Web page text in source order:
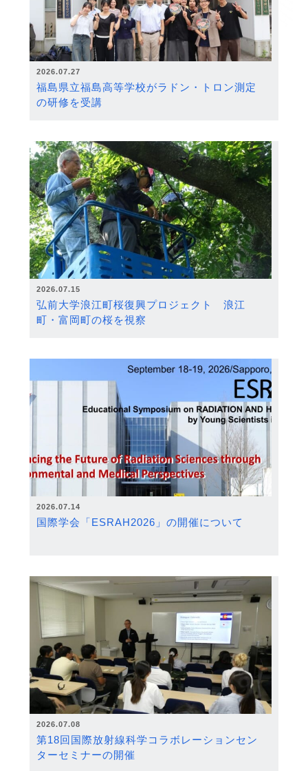
2026.07.27
福島県立福島高等学校がラドン・トロン測定
の研修を受講
2026.07.15
弘前大学浪江町桜復興プロジェクト 浪江
町・富岡町の桜を視察
2026.07.14
国際学会「ESRAH2026」の開催について
2026.07.08
第18回国際放射線科学コラボレーションセン
ターセミナーの開催